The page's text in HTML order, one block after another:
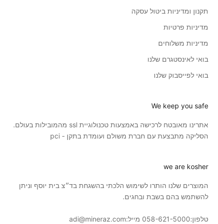
תקנון ומדיניות ביטול עסקה
מדיניות פרטיות
מדיניות משלוחים
בואי לאינסטגרם שלנו
בואי לפייסבוק שלנו
We keep you safe
אתרינו מאובטח לרכישה באמצעות טכנולוגיית ssl מהמובילות בעולם.
הסליקה מתבצעת עם חברת משולם ועומדת בתקן - pci
we are kosher
המוצרים שלנו הותרו לשימוש הלכתי בהשגחת בד״צ בית יוסף וניתן
להשתמש בהם בשבת ובחגים.
טלפון:058-621-5000 מייל:adi@mineraz.com